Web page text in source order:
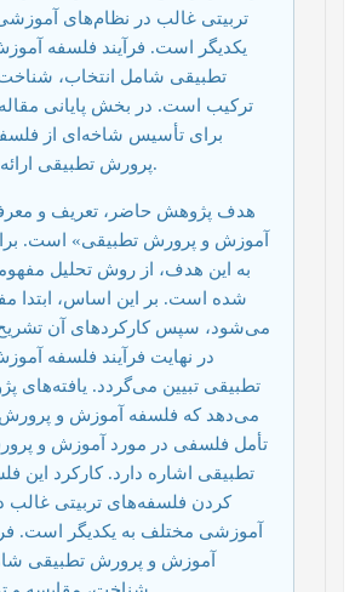
تربیتی غالب در نظام‌های
یکدیگر است. فرآیند فلسفه
تطبیقی ​​شامل انتخاب،
ترکیب است. در بخش پایانی
برای تأسیس شاخه‌ای از
هدف پژوهش حاضر، تعریف و
آموزش و پرورش تطبیقی» است.
به این هدف، از روش تحلیل
شده است. بر این اساس، ابتدا
می‌شود، سپس کارکردهای آن
در نهایت فرآیند فلسفه
تطبیقی ​​تبیین می‌گردد. یافته‌های
می‌دهد که فلسفه آموزش و پرورش
تأمل فلسفی در مورد آموزش و
تطبیقی ​​اشاره دارد. کارکرد این
کردن فلسفه‌های تربیتی غالب
آموزشی مختلف به یکدیگر است.
آموزش و پرورش تطبیقی